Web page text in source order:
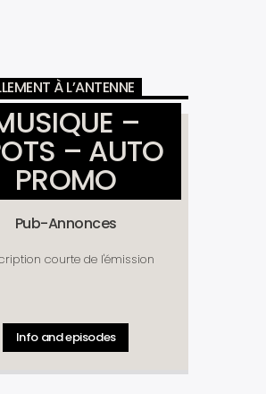
À L’ANTENNE
–
– AUTO
PROMO
Pub-Annonces
courte de l'émission
Info and episodes